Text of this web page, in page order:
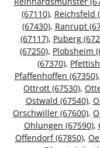
(67110), Reichsfeld
(67430), Ranrupt
(67117), Puberg
(67250), Plobsheim
(67370),
Pfaffenhoffen (67350),
Ottrott (67530),
Ostwald (67540),
Orschwiller (67600),
Ohlungen (67590),
Offendorf (67850),